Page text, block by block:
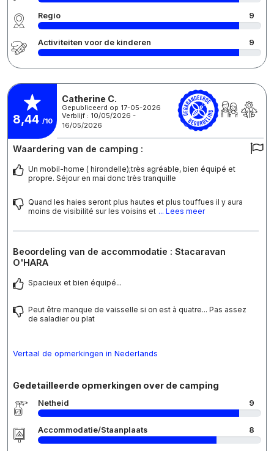
Regio 9
Activiteiten voor de kinderen 9
8,44 /10
Catherine C.
Gepubliceerd op 17-05-2026
Verblijf : 10/05/2026 -
16/05/2026
Waardering van de camping :
Un mobil-home ( hirondelle);très agréable, bien équipé et
propre. Séjour en mai donc très tranquille
Quand les haies seront plus hautes et plus touffues il y aura
moins de visibilité sur les voisins et ... Lees meer
Beoordeling van de accommodatie : Stacaravan
O'HARA
Spacieux et bien équipé...
Peut être manque de vaisselle si on est à quatre... Pas assez
de saladier ou plat
Vertaal de opmerkingen in Nederlands
Gedetailleerde opmerkingen over de camping
Netheid 9
Accommodatie/Staanplaats 8